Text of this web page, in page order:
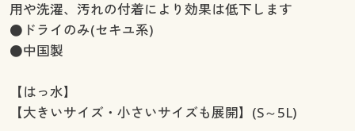
用や洗濯、汚れの付着により効果は低下します
●ドライのみ(セキユ系)
●中国製
【はっ水】
【大きいサイズ・小さいサイズも展開】(S～5L)